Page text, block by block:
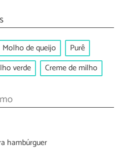
Molho de queijo
Purê
verde Creme de milho
hambúrguer